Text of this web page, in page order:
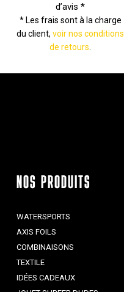
d’avis *
* Les frais sont à la charge
du client,voir nos conditions
de retours
NOS PRODUITS
WATERSPORTS
AXIS FOILS
COMBINAISONS
TEXTILE
IDÉES CADEAUX